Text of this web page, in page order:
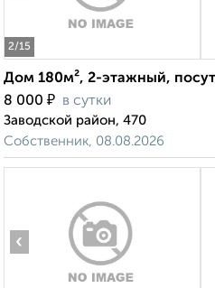
2/15
Дом 180м², 2-этажный,
8 000 ₽ в сутки
Заводской район, 470
Собственник, 08.08.2026
‹